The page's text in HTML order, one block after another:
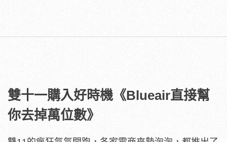
雙十一購入好時機《Blueair直接幫
你去掉萬位數》